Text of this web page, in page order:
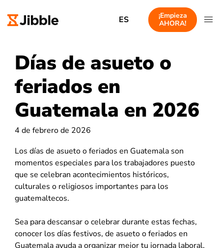
ES
¡Empieza
AHORA!
Días de asueto o
feriados en
Guatemala en 2026
4 de febrero de 2026
Los días de asueto o feriados en Guatemala son
momentos especiales para los trabajadores puesto
que se celebran acontecimientos históricos,
culturales o religiosos importantes para los
guatemaltecos.
Sea para descansar o celebrar durante estas fechas,
conocer los días festivos, de asueto o feriados en
Guatemala ayuda a organizar mejor tu jornada laboral,